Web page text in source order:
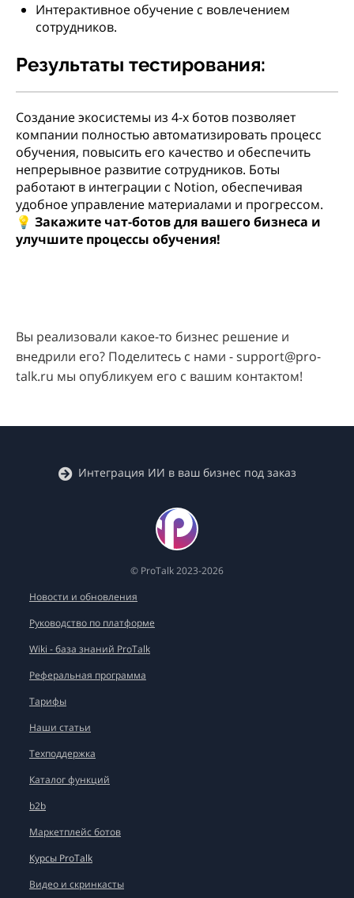
Интерактивное обучение с вовлечением
сотрудников.
Результаты тестирования:
Создание экосистемы из 4-х ботов позволяет
компании полностью автоматизировать процесс
обучения, повысить его качество и обеспечить
непрерывное развитие сотрудников. Боты
работают в интеграции с Notion, обеспечивая
удобное управление материалами и прогрессом.
💡 Закажите чат-ботов для вашего бизнеса и
улучшите процессы обучения!
Вы реализовали какое-то бизнес решение и
внедрили его? Поделитесь с нами - support@pro-
talk.ru мы опубликуем его с вашим контактом!
Интеграция ИИ в ваш бизнес под заказ
© ProTalk 2023-2026
Новости и обновления
Руководство по платформе
Wiki - база знаний ProTalk
Реферальная программа
Тарифы
Наши статьи
Техподдержка
Каталог функций
b2b
Маркетплейс ботов
Курсы ProTalk
Видео и скринкасты